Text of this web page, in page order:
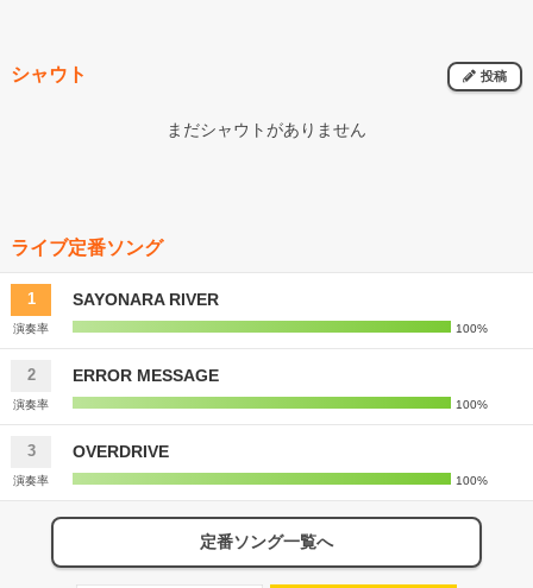
す。 そして、あんな大画面で稲葉さんを舐め回すように見れて本当
に幸せで、同じ空気は吸えなかったけど、LIVE参戦時よりも稲葉さ
んの表情一つ一つが記憶に残ったことに驚きました。 音響もとても
良くて、しっとりした曲の時はふかふかシートに身を委ねじっくりと
シャウト 投稿
まだシャウトがありません
ライブ定番ソング
1 SAYONARA RIVER
演奏率 100%
2 ERROR MESSAGE
演奏率 100%
3 OVERDRIVE
演奏率 100%
定番ソング一覧へ